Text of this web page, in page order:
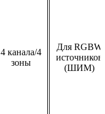
4 канала/4
зоны
Для RGBW
источников
(ШИМ)